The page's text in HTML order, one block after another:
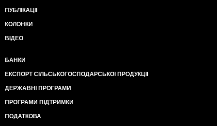
ПУБЛІКАЦІЇ
КОЛОНКИ
ВІДЕО
БАНКИ
ЕКСПОРТ СІЛЬСЬКОГОСПОДАРСЬКОЇ ПРОДУКЦІЇ
ДЕРЖАВНІ ПРОГРАМИ
ПРОГРАМИ ПІДТРИМКИ
ПОДАТКОВА